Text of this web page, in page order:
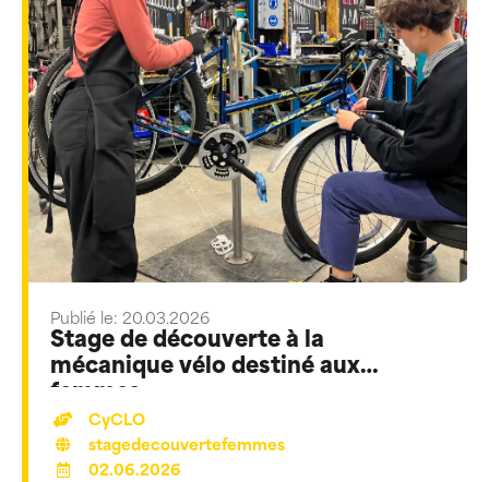
Publié le: 20.03.2026
Stage de découverte à la
mécanique vélo destiné aux
femmes
CyCLO
stagedecouvertefemmes
02.06.2026